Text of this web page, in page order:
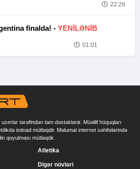
22:26
finalda! - YENİLƏNİB
01:01
tərəfindən tam dəstəklənir. Müəllif hüquqları
istinad mütləqdir. Məlumat internet səhifələrində
qoyulması mütləqdir.
Atletika
Digər növləri